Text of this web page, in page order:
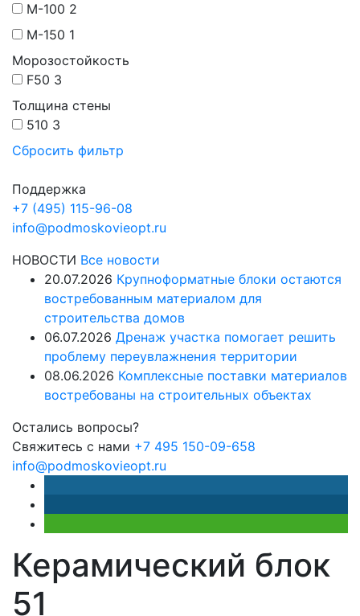
М-100 2
М-150 1
Морозостойкость
F50 3
Толщина стены
510 3
Сбросить фильтр
Поддержка
+7 (495) 115-96-08
info@podmoskovieopt.ru
НОВОСТИ Все новости
20.07.2026 Крупноформатные блоки остаются
востребованным материалом для
строительства домов
06.07.2026 Дренаж участка помогает решить
проблему переувлажнения территории
08.06.2026 Комплексные поставки материалов
востребованы на строительных объектах
Остались вопросы?
Свяжитесь с нами +7 495 150-09-658
info@podmoskovieopt.ru
Керамический блок
51